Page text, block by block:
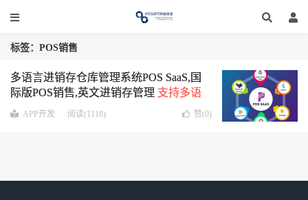
标签：POS销售
多语言进销存仓库管理系统POS SaaS,国
际版POS销售,英文进销存管理 支持多语
言多付款方式,支持APP+Web
APP开发 阅读(1118) 赞(0)